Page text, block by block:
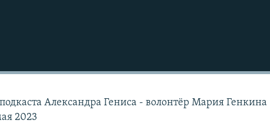
подкаста Александра Гениса - волонтёр Мария Генкина
2023